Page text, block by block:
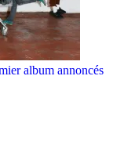
album annoncés